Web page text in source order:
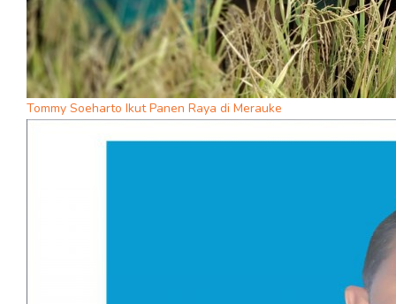
Tommy Soeharto Ikut Panen Raya di Merauke